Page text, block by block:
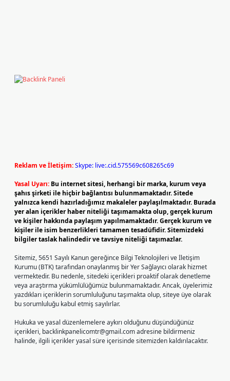
Reklam ve İletişim:Skype: live:.cid.575569c608265c69
Yasal Uyarı: Bu internet sitesi, herhangi bir marka, kurum veya
şahıs şirketi ile hiçbir bağlantısı bulunmamaktadır. Sitede
yalnızca kendi hazırladığımız makaleler paylaşılmaktadır. Burada
yer alan içerikler haber niteliği taşımamakta olup, gerçek kurum
ve kişiler hakkında paylaşım yapılmamaktadır. Gerçek kurum ve
kişiler ile isim benzerlikleri tamamen tesadüfidir. Sitemizdeki
bilgiler taslak halindedir ve tavsiye niteliği taşımazlar.
Sitemiz, 5651 Sayılı Kanun gereğince Bilgi Teknolojileri ve İletişim
Kurumu (BTK) tarafından onaylanmış bir Yer Sağlayıcı olarak hizmet
vermektedir. Bu nedenle, sitedeki içerikleri proaktif olarak denetleme
veya araştırma yükümlülüğümüz bulunmamaktadır. Ancak, üyelerimiz
yazdıkları içeriklerin sorumluluğunu taşımakta olup, siteye üye olarak
bu sorumluluğu kabul etmiş sayılırlar.
Hukuka ve yasal düzenlemelere aykırı olduğunu düşündüğünüz
içerikleri, backlinkpanelicomtr@gmail.comadresine bildirmeniz
halinde, ilgili içerikler yasal süre içerisinde sitemizden kaldırılacaktır.